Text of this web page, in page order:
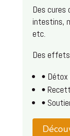
Des cures
intestins,
etc.
Des
•
•
•